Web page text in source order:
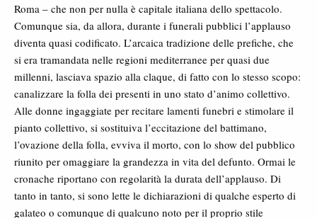
Roma – che non per nulla è capitale italiana dello spettacolo.
Comunque sia, da allora, durante i funerali pubblici l’applauso
diventa quasi codificato. L’arcaica tradizione delle prefiche, che
si era tramandata nelle regioni mediterranee per quasi due
millenni, lasciava spazio alla claque, di fatto con lo stesso scopo:
canalizzare la folla dei presenti in uno stato d’animo collettivo.
Alle donne ingaggiate per recitare lamenti funebri e stimolare il
pianto collettivo, si sostituiva l’eccitazione del battimano,
l’ovazione della folla, evviva il morto, con lo show del pubblico
riunito per omaggiare la grandezza in vita del defunto. Ormai le
cronache riportano con regolarità la durata dell’applauso. Di
tanto in tanto, si sono lette le dichiarazioni di qualche esperto di
galateo o comunque di qualcuno noto per il proprio stile